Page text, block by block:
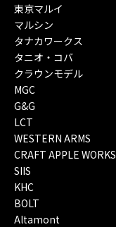
東京マルイ
マルシン
タナカワークス
タニオ・コバ
クラウンモデル
MGC
G&G
LCT
WESTERN ARMS
CRAFT APPLE WORKS
SIIS
KHC
BOLT
Altamont